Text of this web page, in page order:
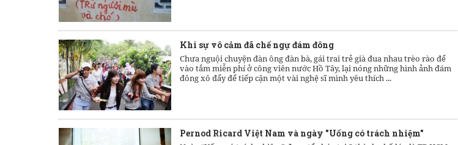
Khi sự vô cảm đã chế ngự đám đông
Chưa nguội chuyện đàn ông đàn bà, gái trai trẻ già đua nhau trèo rào để
vào tắm miễn phí ở công viên nước Hồ Tây, lại nóng những hình ảnh đám
đông xô đẩy để tiếp cận một vài nghệ sĩ mình yêu thích ...
Pernod Ricard Việt Nam và ngày "Uống có trách nhiệm"